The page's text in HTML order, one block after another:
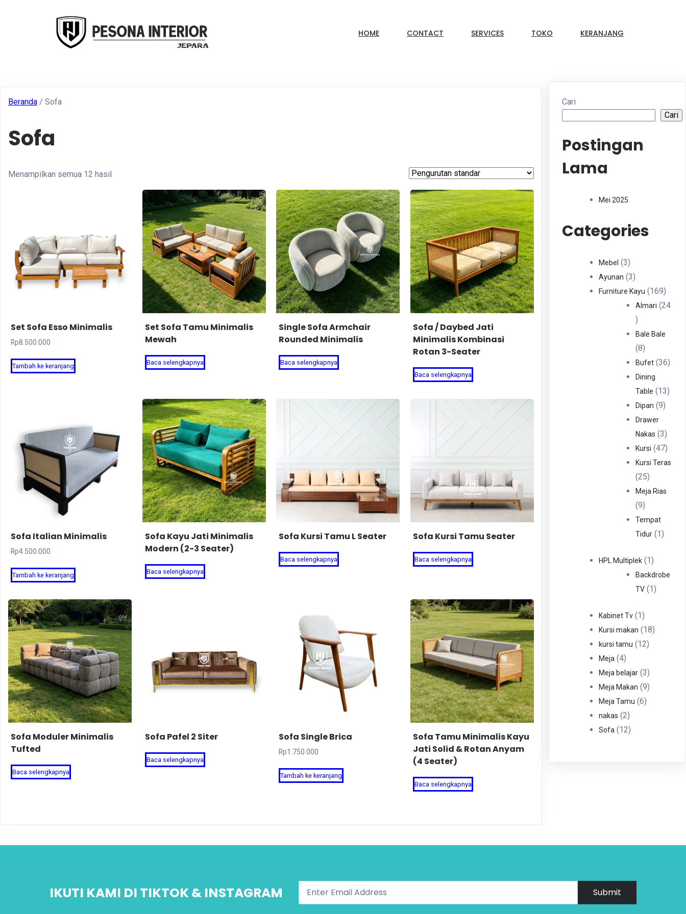
HOME CONTACT SERVICES TOKO KERANJANG
Beranda / Sofa
Sofa
Menampilkan semua 12 hasil
Set Sofa Esso Minimalis
Rp8.500.000
Tambah ke keranjang
Set Sofa Tamu Minimalis
Mewah
Baca selengkapnya
Single Sofa Armchair
Rounded Minimalis
Baca selengkapnya
Sofa / Daybed Jati
Minimalis Kombinasi
Rotan 3-Seater
Baca selengkapnya
Sofa Italian Minimalis
Rp4.500.000
Tambah ke keranjang
Sofa Kayu Jati Minimalis
Modern (2-3 Seater)
Baca selengkapnya
Sofa Kursi Tamu L Seater
Baca selengkapnya
Sofa Kursi Tamu Seater
Baca selengkapnya
Sofa Moduler Minimalis
Tufted
Baca selengkapnya
Sofa Pafel 2 Siter
Baca selengkapnya
Sofa Single Brica
Rp1.750.000
Tambah ke keranjang
Sofa Tamu Minimalis Kayu
Jati Solid & Rotan Anyam
(4 Seater)
Baca selengkapnya
Cari
Cari
Postingan
Lama
Mei 2025
Categories
Mebel 33
Produk
Ayunan 33
Produk
Furniture Kayu 169169
Almari
24
24
Produk
Bale Bale
88
Produk
Bufet 3636
Dining
Table
1313
Dipan 99
Drawer
Nakas
33
Kursi 4747
Kursi Teras
2525
Produk
Meja Rias
99
Produk
Tempat
Tidur
11
HPL Multiplek 11
Produk
Backdrobe
TV
11
Kabinet Tv 11
Produk
Kursi makan 1818
kursi tamu 1212
Meja 44
Produk
Meja belajar 33
Produk
Meja Makan 99
Meja Tamu 66
nakas 22
Produk
Sofa 1212
IKUTI KAMI DI TIKTOK & INSTAGRAM Submit